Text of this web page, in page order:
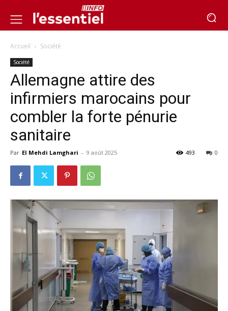
Accueil Société
Société
Allemagne attire des
infirmiers marocains pour
combler la forte pénurie
sanitaire
Par El Mehdi Lamghari - 9 août 2025 0
493